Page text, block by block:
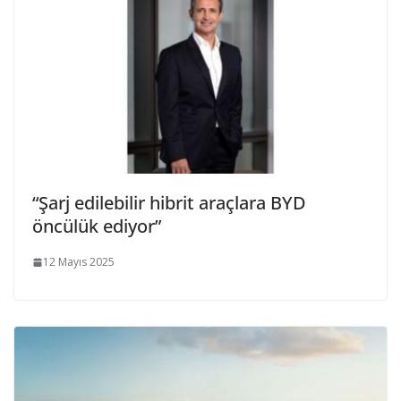
“Şarj edilebilir hibrit araçlara BYD
öncülük ediyor”
12 Mayıs 2025